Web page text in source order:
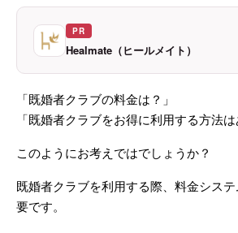
instagram
・X
・株式会社Rooters
PR
Healmate（ヒールメイト）
「既婚者クラブの料金は？」
「既婚者クラブをお得に利用する方法は
このようにお考えではでしょうか？
既婚者クラブを利用する際、料金シス
要です。